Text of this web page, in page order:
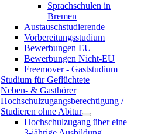
Sprachschulen in
Bremen
Austauschstudierende
Vorbereitungsstudium
Bewerbungen EU
Bewerbungen Nicht-EU
Freemover - Gaststudium
Studium für Geflüchtete
Neben- & Gasthörer
Hochschulzugangsberechtigung /
Studieren ohne Abitur
Hochschulzugang über eine